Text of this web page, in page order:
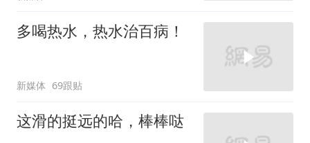
多喝热水，热水治百病！
新媒体 69跟贴
这滑的挺远的哈，棒棒哒